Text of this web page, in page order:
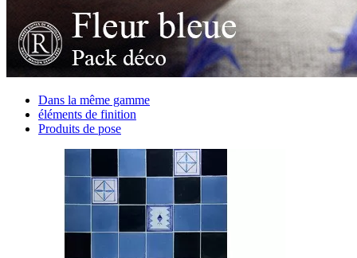
Dans la même gamme
éléments de finition
Produits de pose